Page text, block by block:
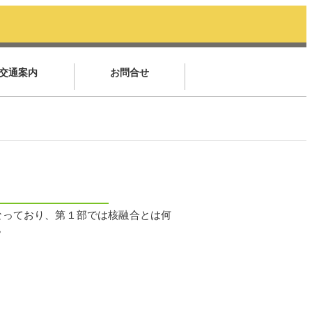
通案内 お問合せ
ており、第１部では核融合とは何